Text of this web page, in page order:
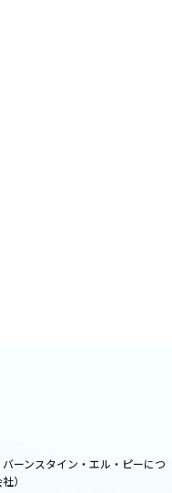
ーンスタイン・エル・ピーにつ
）